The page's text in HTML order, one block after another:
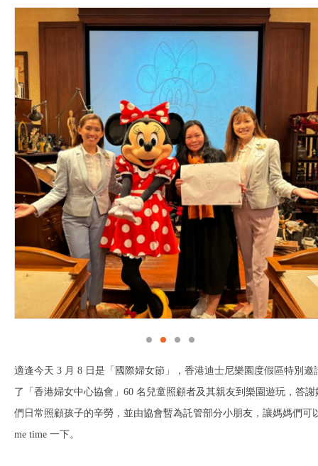
適逢今天 3 月 8 日是「國際婦女節」，香港迪士尼樂園度假區特別邀
了「香港婦女中心協會」60 名兒童照顧者及其親友到樂園遊玩，答謝
們日常照顧孩子的辛勞，並由協會暫為託管部分小朋友，讓媽媽們可
me time 一下。